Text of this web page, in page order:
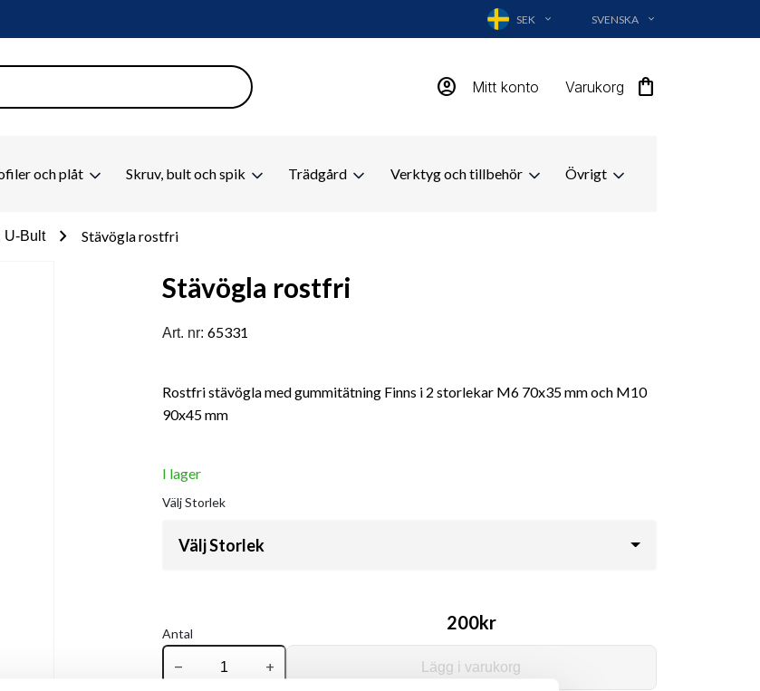
SEK EXPAND_MORE SVENSKA EXPAND_MORE
account_circle Mitt konto Varukorg shopping_bag
och plåt Skruv, bult och spik Trädgård Verktyg och tillbehör Övrigt
U-Bult chevron_right Stävögla rostfri
Stävögla rostfri
Art. nr: 65331
Rostfri stävögla med gummitätning Finns i 2 storlekar M6 70x35 mm och M10
90x45 mm
I lager
VäljStorlek
Välj Storlek
Antal
remove add
200kr
Lägg i varukorg